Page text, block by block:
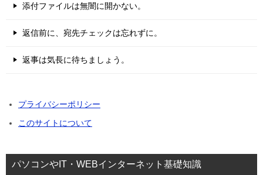
添付ファイルは無闇に開かない。
返信前に、宛先チェックは忘れずに。
返事は気長に待ちましょう。
プライバシーポリシー
このサイトについて
パソコンやIT・WEBインターネット基礎知識